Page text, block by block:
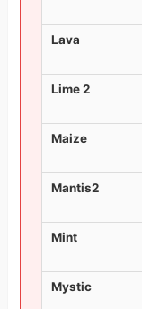
Lava
Lime 2
Maize
Mantis2
Mint
Mystic